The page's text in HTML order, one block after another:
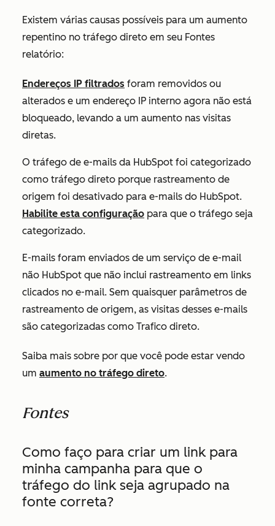
Existem várias causas possíveis para um aumento
repentino no tráfego direto em seu Fontes
relatório:
Endereços IP filtrados foram removidos ou
alterados e um endereço IP interno agora não está
bloqueado, levando a um aumento nas visitas
diretas.
O tráfego de e-mails da HubSpot foi categorizado
como tráfego direto porque rastreamento de
origem foi desativado para e-mails do HubSpot.
Habilite esta configuração para que o tráfego seja
categorizado.
E-mails foram enviados de um serviço de e-mail
não HubSpot que não inclui rastreamento em links
clicados no e-mail. Sem quaisquer parâmetros de
rastreamento de origem, as visitas desses e-mails
são categorizadas como Trafico direto.
Saiba mais sobre por que você pode estar vendo
um aumento no tráfego direto.
Fontes
Como faço para criar um link para
minha campanha para que o
tráfego do link seja agrupado na
fonte correta?